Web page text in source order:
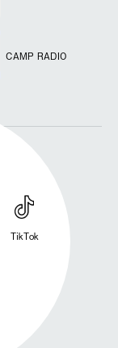
CAMP RADIO
TikTok